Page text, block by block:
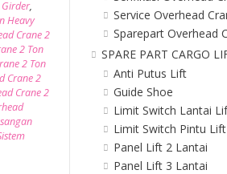
Girder,
Heavy
Crane 2
2 Ton
2 Ton
Crane 2
Crane 2
Service Overhead
Sparepart Overhead
SPARE PART CARGO
Anti Putus Lift
Guide Shoe
Limit Switch Lantai
Limit Switch Pintu Lift
Panel Lift 2 Lantai
Panel Lift 3 Lantai